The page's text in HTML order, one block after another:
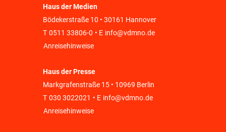
Haus der Medien
Bödekerstraße 10 • 30161 Hannover
T 0511 33806-0 • E info@vdmno.de
Anreisehinweise
Haus der Presse
Markgrafenstraße 15 • 10969 Berlin
T 030 3022021 • E info@vdmno.de
Anreisehinweise